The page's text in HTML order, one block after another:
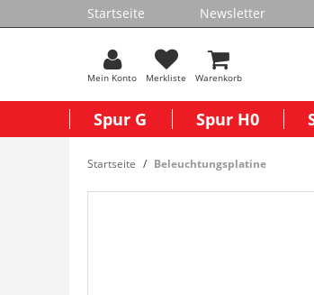
Startseite Newsletter
Mein Konto Merkliste Warenkorb
Spur G Spur H0
Startseite Beleuchtungsplatine